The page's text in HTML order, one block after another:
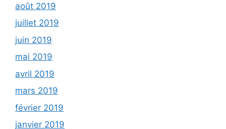
août 2019
juillet 2019
juin 2019
mai 2019
avril 2019
mars 2019
février 2019
janvier 2019